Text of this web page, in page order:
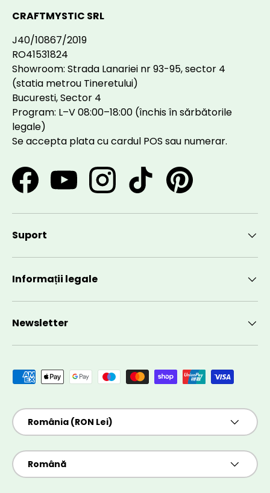
CRAFTMYSTIC SRL
J40/10867/2019
RO41531824
Showroom: Strada Lanariei nr 93-95, sector 4
(statia metrou Tineretului)
Bucuresti, Sector 4
Program: L–V 08:00–18:00 (închis în sărbătorile
legale)
Se accepta plata cu cardul POS sau numerar.
FacebookYouTubeInstagramTikTok Pinterest
Suport
Informații legale
Newsletter
Metode de plată acceptate
Țară/Regiune
România (RON Lei)
Limbă
Română